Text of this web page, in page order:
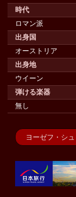
時代
ロマン派
出身国
オーストリア
出身地
ウイーン
弾ける楽器
無し
ヨーゼフ・シ